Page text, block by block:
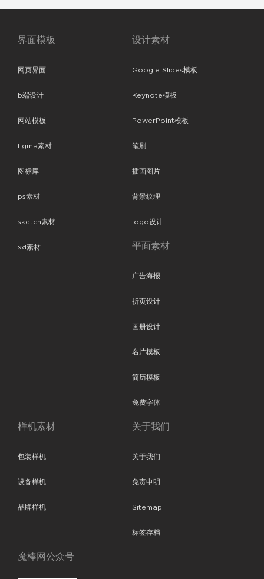
界面模板
网页界面
b端设计
网站模板
figma素材
图标库
ps素材
sketch素材
xd素材
设计素材
Google Slides模板
Keynote模板
PowerPoint模板
笔刷
插画图片
背景纹理
logo设计
平面素材
广告海报
折页设计
画册设计
名片模板
简历模板
免费字体
样机素材
包装样机
设备样机
品牌样机
关于我们
关于我们
免责申明
Sitemap
标签存档
魔棒网公众号